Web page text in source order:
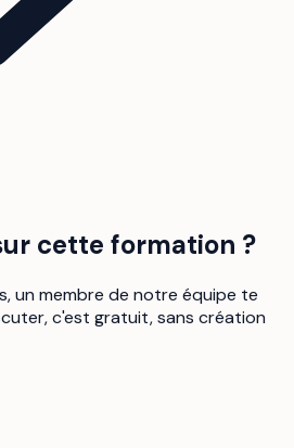
cette formation ?
un membre de notre équipe te
c'est gratuit, sans création